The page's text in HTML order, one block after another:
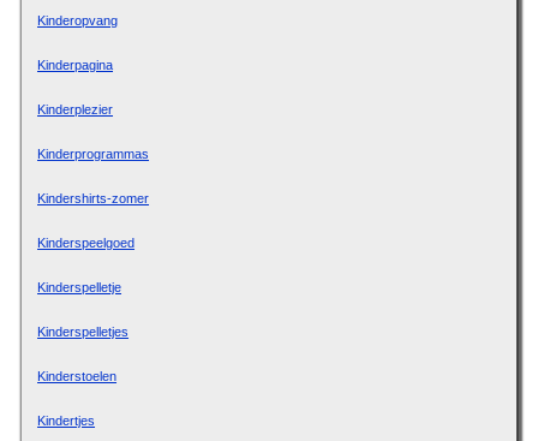
Kinderopvang
Kinderpagina
Kinderplezier
Kinderprogrammas
Kindershirts-zomer
Kinderspeelgoed
Kinderspelletje
Kinderspelletjes
Kinderstoelen
Kindertjes